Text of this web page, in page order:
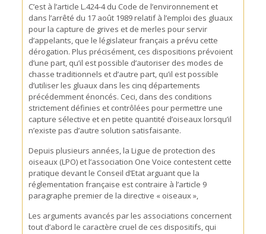
C’est à l’article L.424-4 du Code de l’environnement et
dans l’arrêté du 17 août 1989 relatif à l’emploi des gluaux
pour la capture de grives et de merles pour servir
d’appelants, que le législateur français a prévu cette
dérogation. Plus précisément, ces dispositions prévoient
d’une part, qu’il est possible d’autoriser des modes de
chasse traditionnels et d’autre part, qu’il est possible
d’utiliser les gluaux dans les cinq départements
précédemment énoncés. Ceci, dans des conditions
strictement définies et contrôlées pour permettre une
capture sélective et en petite quantité d’oiseaux lorsqu’il
n’existe pas d’autre solution satisfaisante.
Depuis plusieurs années, la Ligue de protection des
oiseaux (LPO) et l’association One Voice contestent cette
pratique devant le Conseil d’Etat arguant que la
réglementation française est contraire à l’article 9
paragraphe premier de la directive « oiseaux »,
Les arguments avancés par les associations concernent
tout d’abord le caractère cruel de ces dispositifs, qui